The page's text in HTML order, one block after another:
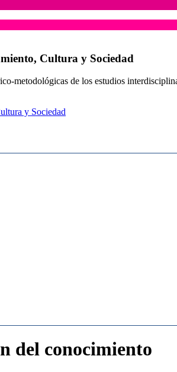
Cultura y Sociedad
metodológicas de los estudios
y Sociedad
del conocimiento